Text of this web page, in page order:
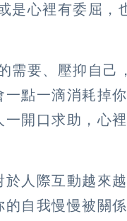
是心裡有委屈，
需要、壓抑自己
點一滴消耗掉
開口求助，心
人際互動越來
自我慢慢被關